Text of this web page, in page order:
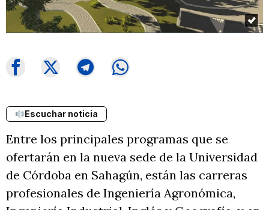
Escuchar noticia
Entre los principales programas que se
ofertarán en la nueva sede de la Universidad
de Córdoba en Sahagún, están las carreras
profesionales de Ingeniería Agronómica,